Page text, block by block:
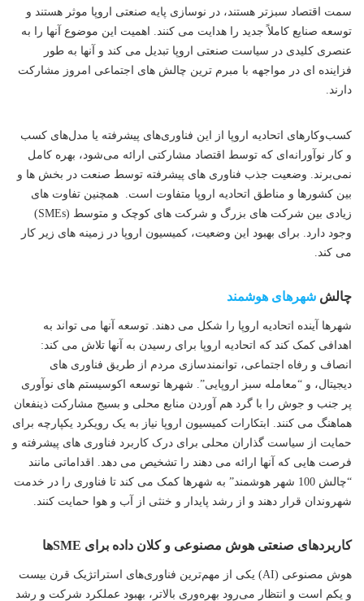
سمت اقتصاد سبزتر هستند، در نوسازی پایه صنعتی اروپا موثر هستند و
توسعه صنایع کاملاً جدید را هدایت می کنند. اهمیت این موضوع آنها را به
عنصری کلیدی در سیاست صنعتی اروپا تبدیل می کند و آنها به طور
فزاینده ای در مواجهه با مبرم ترین چالش های اجتماعی امروز مشارکت
دارند.
کسب‌وکارهای اتحادیه اروپا از این فناوری‌های پیشرفته یا مدل‌های کسب‌
و کار نوآورانه‌ای که توسط اقتصاد مشارکتی ارائه می‌شود، بهره کامل
نمی‌برند. وضعیت جذب فناوری های پیشرفته توسط صنعت در بخش ها و
بین کشورها و مناطق اتحادیه اروپا متفاوت است. همچنین تفاوت های
زیادی بین شرکت های بزرگ و شرکت های کوچک و متوسط ​​(SMEs)
وجود دارد. برای بهبود این وضعیت، کمیسیون اروپا در زمینه های زیر کار
می کند.
چالش شهرهای هوشمند
شهرها آینده اتحادیه اروپا را شکل می دهند. توسعه آنها می تواند به
اهدافی کمک کند که اتحادیه اروپا برای رسیدن به آنها تلاش می کند:
انصاف و رفاه اجتماعی، توانمندسازی مردم از طریق فناوری های
دیجیتال، و “معامله سبز اروپایی”. شهرها توسعه اکوسیستم های نوآوری
پر جنب و جوش را با گرد هم آوردن منابع محلی و بسیج مشارکت ذینفعان
هماهنگ می کنند. ابتکارات کمیسیون اروپا نیاز به یک رویکرد یکپارچه برای
حمایت از سیاست گذاران محلی برای درک کاربرد فناوری های پیشرفته و
فرصت هایی که آنها ارائه می دهند را تشخیص می دهد. اقداماتی مانند
“چالش 100 شهر هوشمند” به شهرها کمک می کند تا فناوری را در خدمت
شهروندان قرار دهند و از رشد پایدار و خنثی از آب و هوا حمایت کنند.
کاربردهای صنعتی هوش مصنوعی و کلان داده برای SMEها
هوش مصنوعی (AI) یکی از مهم‌ترین فناوری‌های استراتژیک قرن بیست
و یکم است و انتظار می‌رود بهره‌وری بالاتر، بهبود عملکرد شرکت و رشد